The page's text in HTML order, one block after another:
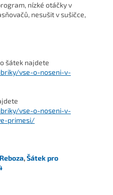
nízké otáčky v
nesušit v sušičce,
šátek najdete
vse-o-noseni-v-
vse-o-noseni-v-
primesi/
,Šátek pro